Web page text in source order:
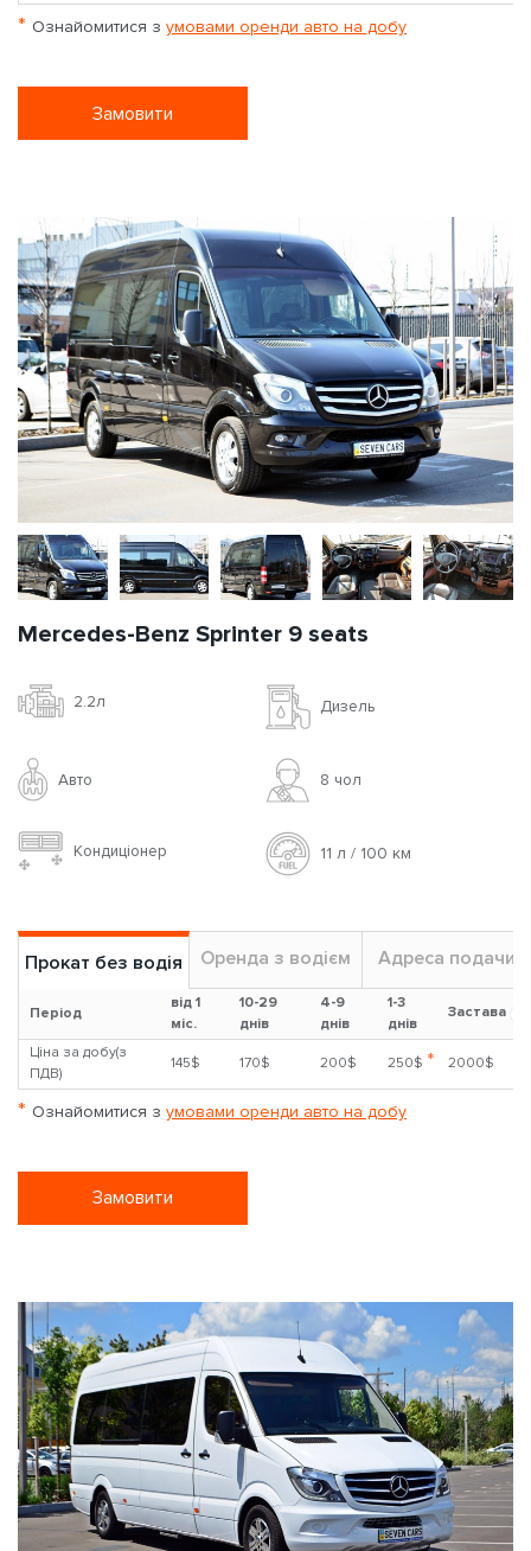
* Ознайомитися з умовами оренди авто на добу
Замовити
Mercedes-Benz Sprinter 9 seats
2.2л Дизель
Авто 8 чoл
Кондиціонер 11 л / 100 км
Прокат без водія Оренда з водієм Адреса подачи
Період
від 1
міс.
10-29
днів
4-9
днів
1-3
днів
Застава
Ціна за добу(з
ПДВ)
145$ 170$ 200$ 250$ * 2000$
* Ознайомитися з умовами оренди авто на добу
Замовити